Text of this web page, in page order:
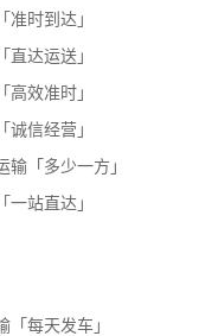
时到达」
达运送」
效准时」
信经营」
「多少一方」
站直达」
每天发车」